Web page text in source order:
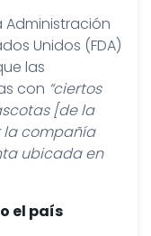
Unidos (FDA)
las
con “ciertos
[de la
la compañía
ubicada en
el país